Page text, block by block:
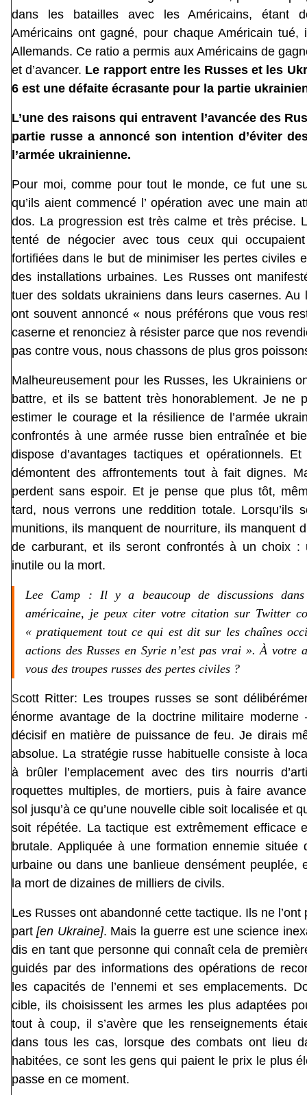
dans les batailles avec les Américains, étant
Américains ont gagné, pour chaque Américain
Allemands. Ce ratio a permis aux Américains de
et d’avancer. Le rapport entre les Russes et les
6 est une défaite écrasante pour la partie
L’une des raisons qui entravent l’avancée des
partie russe a annoncé son intention d’éviter
l’armée ukrainienne.
Pour moi, comme pour tout le monde, ce fut une
qu’ils aient commencé l’ opération avec une main
dos. La progression est très calme et très précise.
tenté de négocier avec tous ceux qui
fortifiées dans le but de minimiser les pertes civiles
des installations urbaines. Les Russes ont
tuer des soldats ukrainiens dans leurs casernes. Au
ont souvent annoncé « nous préférons que vous
caserne et renonciez à résister parce que nos
pas contre vous, nous chassons de plus gros
Malheureusement pour les Russes, les Ukrainiens
battre, et ils se battent très honorablement. Je ne
estimer le courage et la résilience de l’armée
confrontés à une armée russe bien entraînée et
dispose d’avantages tactiques et opérationnels.
démontent des affrontements tout à fait dignes.
perdent sans espoir. Et je pense que plus tôt,
tard, nous verrons une reddition totale. Lorsqu’ils
munitions, ils manquent de nourriture, ils manquent
de carburant, et ils seront confrontés à un choix :
inutile ou la mort.
Lee Camp : Il y a beaucoup de discussions dans
américaine, je peux citer votre citation sur Twitter
« pratiquement tout ce qui est dit sur les chaînes
actions des Russes en Syrie n’est pas vrai ». À votre
vous des troupes russes des pertes civiles ?
Scott Ritter: Les troupes russes se sont
énorme avantage de la doctrine militaire moderne
décisif en matière de puissance de feu. Je dirais
absolue. La stratégie russe habituelle consiste à
à brûler l’emplacement avec des tirs nourris
roquettes multiples, de mortiers, puis à faire
sol jusqu’à ce qu’une nouvelle cible soit localisée et
soit répétée. La tactique est extrêmement efficace
brutale. Appliquée à une formation ennemie située
urbaine ou dans une banlieue densément peuplée,
la mort de dizaines de milliers de civils.
Les Russes ont abandonné cette tactique. Ils ne l’ont
part [en Ukraine]. Mais la guerre est une science
dis en tant que personne qui connaît cela de
guidés par des informations des opérations de
les capacités de l’ennemi et ses emplacements.
cible, ils choisissent les armes les plus adaptées
tout à coup, il s’avère que les renseignements
dans tous les cas, lorsque des combats ont lieu
habitées, ce sont les gens qui paient le prix le plus
passe en ce moment.